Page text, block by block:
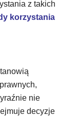
z takich
korzystania
nie
decyzje